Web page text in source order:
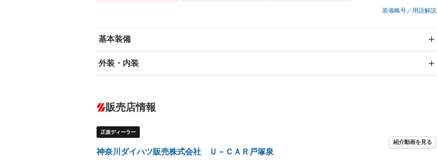
装備略号／用語解説
基本装備
エアバッグ：運転席
－ ダウンヒルアシストコントロール
－ Bluetooth接続 センターデフロック
－ レンタカーアップ － 展示・試乗車
外装・内装
－ オーディオ
－
ー
－ LEDヘッドランプ － HID(キセノンライト) － バックカメラ
販売店情報
正規ディーラー
神奈川ダイハツ販売株式会社 Ｕ－ＣＡＲ戸塚泉
紹介動画を見る